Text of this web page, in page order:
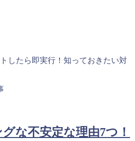
したら即実行！知っておきたい対
な不安定な理由7つ！